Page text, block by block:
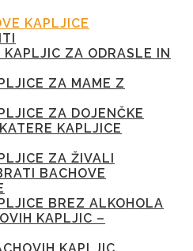
KAPLJICE
KAPLJIC ZA ODRASLE IN
ZA MAME Z
ZA DOJENČKE
KAPLJICE
ZA ŽIVALI
BACHOVE
BREZ ALKOHOLA
KAPLJIC –